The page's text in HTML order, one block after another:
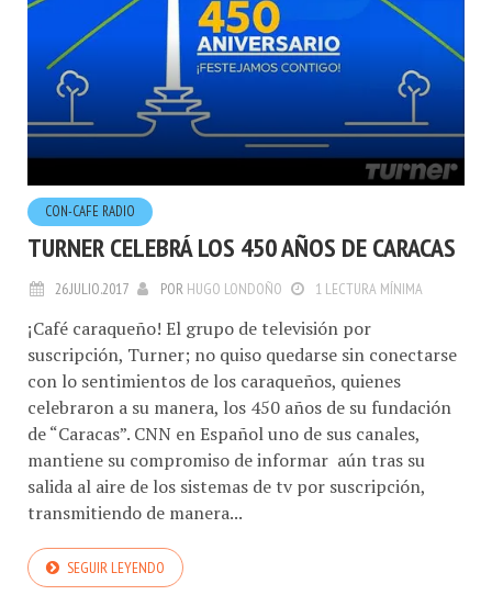
CON-CAFE RADIO
TURNER CELEBRÁ LOS 450 AÑOS DE CARACAS
26.JULIO.2017 POR HUGO LONDOÑO 1 LECTURA MÍNIMA
¡Café caraqueño! El grupo de televisión por
suscripción, Turner; no quiso quedarse sin conectarse
con lo sentimientos de los caraqueños, quienes
celebraron a su manera, los 450 años de su fundación
de “Caracas”. CNN en Español uno de sus canales,
mantiene su compromiso de informar aún tras su
salida al aire de los sistemas de tv por suscripción,
transmitiendo de manera...